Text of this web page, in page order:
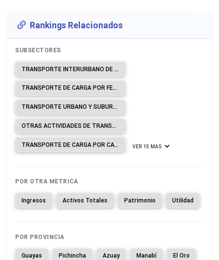
Rankings Relacionados
SUBSECTORES
TRANSPORTE INTERURBANO DE PASAJEROS POR FERROCARRIL.
TRANSPORTE DE CARGA POR FERROCARRIL.
TRANSPORTE URBANO Y SUBURBANO DE PASAJEROS POR VÍA TERRESTRE.
OTRAS ACTIVIDADES DE TRANSPORTE DE PASAJEROS POR VÍA TERRESTRE.
TRANSPORTE DE CARGA POR CARRETERA. VER 15 MAS
POR OTRA METRICA
Ingresos Activos Totales Patrimonio Utilidad
POR PROVINCIA
Guayas Pichincha Azuay Manabí El Oro